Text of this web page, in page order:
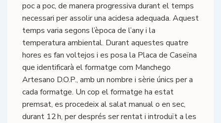
poc a poc, de manera progressiva durant el temps
necessari per assolir una acidesa adequada. Aquest
temps varia segons l’època de l’any i la
temperatura ambiental. Durant aquestes quatre
hores es fan voltejos i es posa la Placa de Caseïna
que identificarà el formatge com Manchego
Artesano D.O.P., amb un nombre i sèrie únics per a
cada formatge. Un cop el formatge ha estat
premsat, es procedeix al salat manual o en sec,
durant 12 h, per després ser rentat i introduït a les